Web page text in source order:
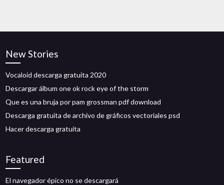
New Stories
Vocaloid descarga gratuita 2020
Descargar álbum one ok rock eye of the storm
Que es una bruja por pam grossman pdf download
Descarga gratuita de archivo de gráficos vectoriales psd
Hacer descarga gratuita
Featured
El navegador épico no se descargará